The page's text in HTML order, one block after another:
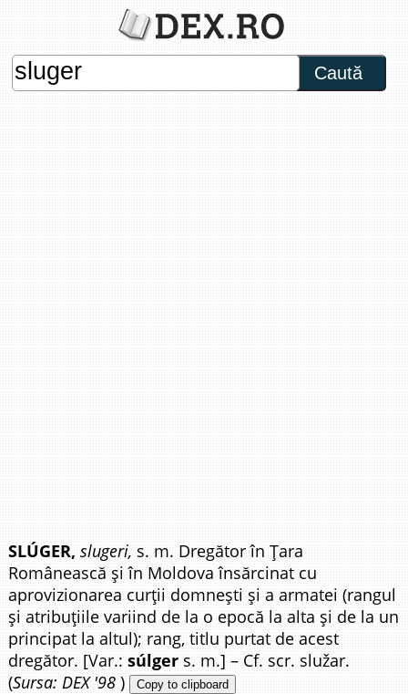
Caută
SLÚGER, slugeri, s. m. Dregător în Țara
Românească și în Moldova însărcinat cu
aprovizionarea curții domnești și a armatei (rangul
și atribuțiile variind de la o epocă la alta și de la un
principat la altul); rang, titlu purtat de acest
dregător. [Var.:súlger s. m.] – Cf. scr. služar.
(Sursa: DEX '98 ) Copy to clipboard